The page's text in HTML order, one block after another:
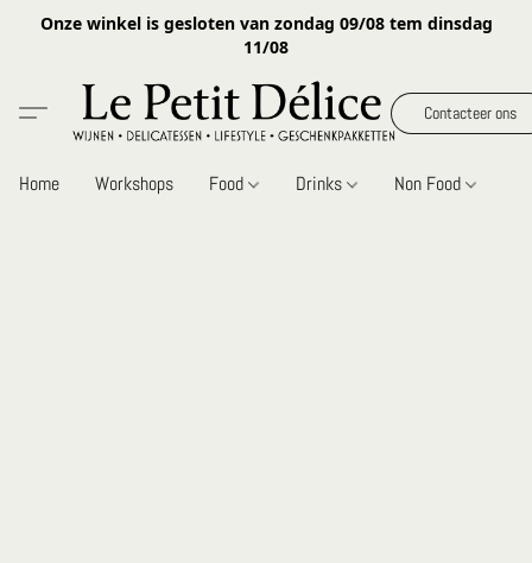
Onze winkel is gesloten van zondag 09/08 tem dinsdag
11/08
Contacteer ons
Home Workshops Food Drinks Non Food